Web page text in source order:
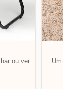
ou ver